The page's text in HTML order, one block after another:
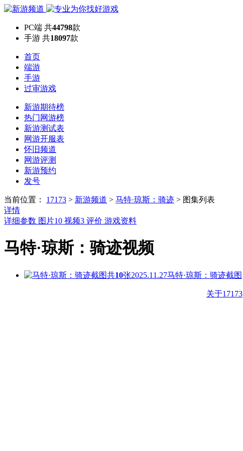
PC端 共44798款
手游 共18097款
首页
端游
手游
过审游戏
新游期待榜
热门网游榜
新游测试表
网游开服表
怀旧频道
网游评测
新游预约
发号
当前位置： 17173 > 新游频道 > 马特·琼斯：骑迹 > 图集列表
详情
详细参数 图片10 视频3 评价 游戏资料
马特·琼斯：骑迹视频
共10张2025.11.27马特·琼斯：骑迹截图
关于17173